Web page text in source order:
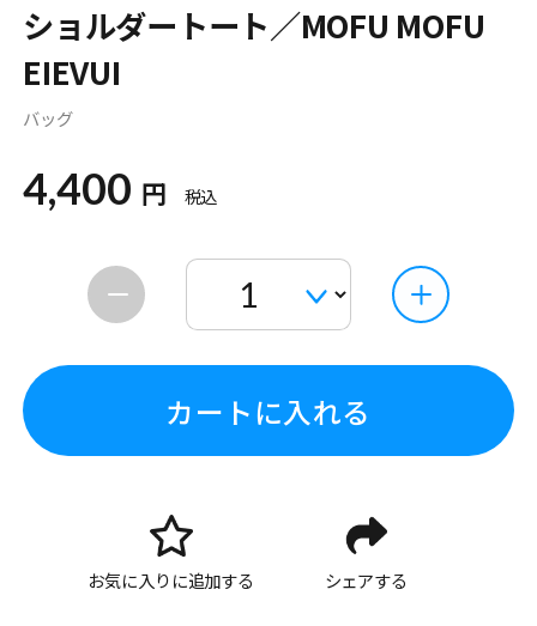
ショルダートート／MOFU MOFU
EIEVUI
バッグ
4,400 円 税込
カートに入れる
お気に入りに追加する シェアする